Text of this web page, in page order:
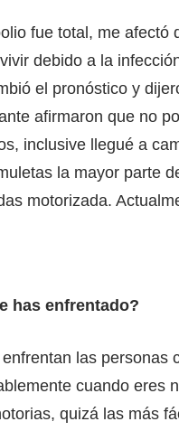
fue total, me
debido a la
el pronóstico y
afirmaron que no
inclusive llegué a
la mayor parte
motorizada.
has enfrentado?
las
cuando eres
quizá las más